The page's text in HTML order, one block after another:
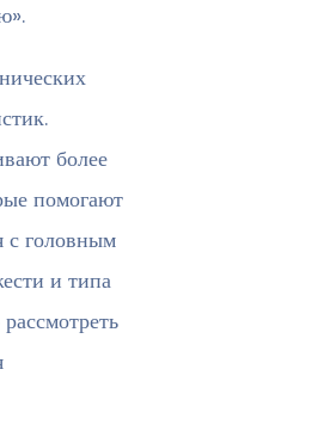
более
помогают
с головным
и типа